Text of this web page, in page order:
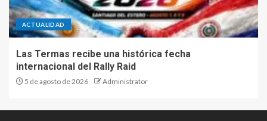
ACTUALIDAD
Las Termas recibe una histórica fecha
internacional del Rally Raid
5 de agosto de 2026 Administrator